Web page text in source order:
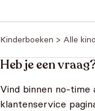
Kinderboeken > Alle
Heb je een
Vind binnen no-time
klantenservice